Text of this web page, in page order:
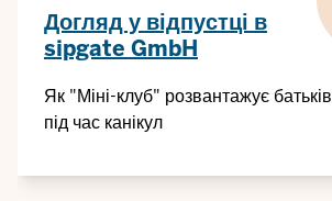
Догляд у відпустці в
sipgate GmbH
Як "Міні-клуб" розвантажує батьків
під час канікул